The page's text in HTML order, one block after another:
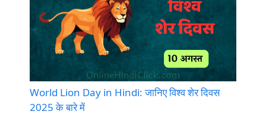
World Lion Day in Hindi: जानिए विश्व शेर दिवस
2025 के बारे में